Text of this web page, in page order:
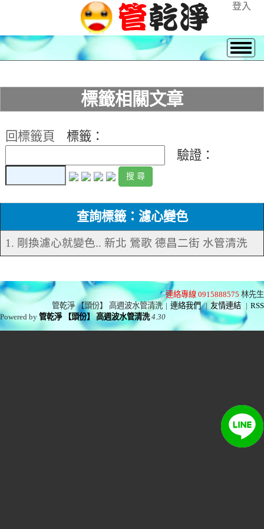
登入
標籤相關文章
回標籤頁
標籤：
驗證：
查詢標籤：濾心變色
1. 剛換濾心就變色.. 新北 鶯歌 德昌二街 水管清洗
連絡專線 0915888575 林先生
管乾淨 【頭份】 高週波水管清洗 | 連絡我們 | 友情連結 | RSS
Powered by管乾淨 【頭份】 高週波水管清洗 4.30